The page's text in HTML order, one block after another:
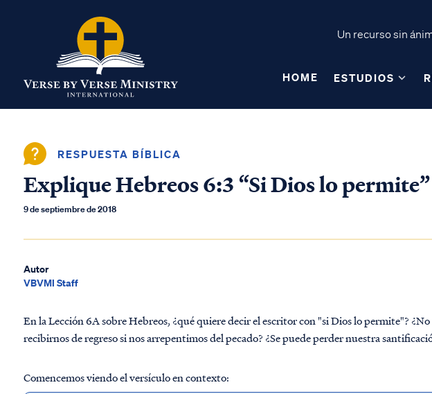
Un recurso sin
HOME ESTUDIOS
RESPUESTA BÍBLICA
Explique Hebreos 6:3 “Si Dios lo permite”
9 de septiembre de 2018
Autor
VBVMI Staff
En la Lección 6A sobre Hebreos, ¿qué quiere decir el escritor con "si Dios lo permite"?
recibirnos de regreso si nos arrepentimos del pecado? ¿Se puede perder nuestra
Comencemos viendo el versículo en contexto: